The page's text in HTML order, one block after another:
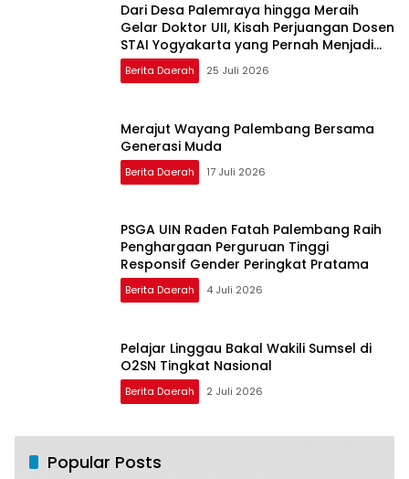
Dari Desa Palemraya hingga Meraih
Gelar Doktor UII, Kisah Perjuangan Dosen
STAI Yogyakarta yang Pernah Menjadi
Driver Taksi Online
Berita Daerah 25 Juli 2026
Merajut Wayang Palembang Bersama
Generasi Muda
Berita Daerah 17 Juli 2026
PSGA UIN Raden Fatah Palembang Raih
Penghargaan Perguruan Tinggi
Responsif Gender Peringkat Pratama
Berita Daerah 4 Juli 2026
Pelajar Linggau Bakal Wakili Sumsel di
O2SN Tingkat Nasional
Berita Daerah 2 Juli 2026
Popular Posts
1
ini Membengkak